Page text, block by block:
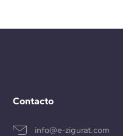
Contacto
info@e-zigurat.com